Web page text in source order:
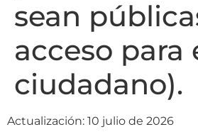
sean
acceso para
ciudadano).
Actualización: 10 julio de 2026